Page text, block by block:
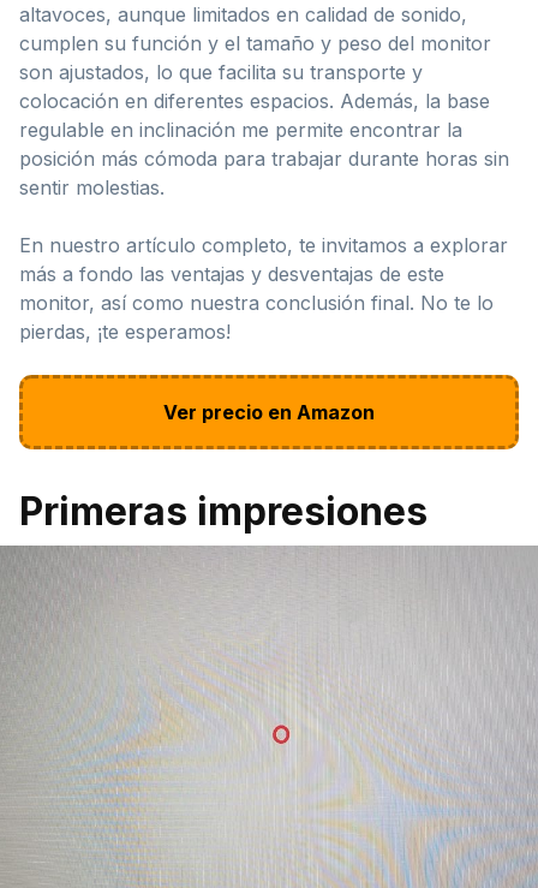
altavoces, aunque limitados en calidad de sonido,
cumplen su función y el tamaño y peso del monitor
son ajustados, lo que facilita su transporte y
colocación en diferentes espacios. Además, la base
regulable en inclinación me permite encontrar la
posición más cómoda para trabajar durante horas sin
sentir molestias.
En nuestro artículo completo, te invitamos a explorar
más a fondo las ventajas y desventajas de este
monitor, así como nuestra conclusión final. No te lo
pierdas, ¡te esperamos!
Ver precio en Amazon
Primeras impresiones